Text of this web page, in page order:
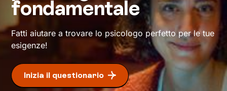
possibile, peravviare con efficacia il
desiderato.
fondamentale
Fatti aiutare a trovare lo psicologo perfetto per le tue
esigenze!
Inizia il questionario